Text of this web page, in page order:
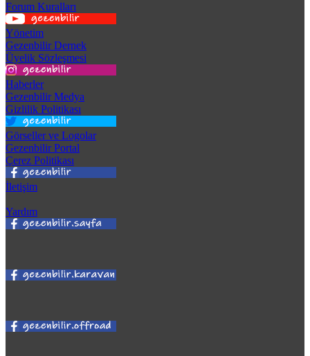
Forum Kuralları
Yönetim
Gezenbilir Dernek
Üyelik Sözleşmesi
Haberler
Gezenbilir Medya
Gizlilik Politikası
Görseller ve Logolar
Gezenbilir Portal
Çerez Politikası
İletişim
Yardım